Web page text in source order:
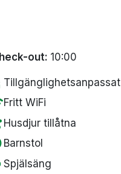
out: 10:00
Tillgänglighetsanpassat
Fritt WiFi
Husdjur tillåtna
Barnstol
Spjälsäng